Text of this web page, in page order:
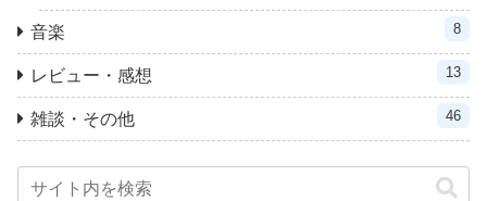
音楽 8
レビュー・感想 13
雑談・その他 46